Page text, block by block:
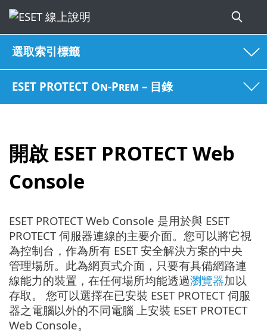
選取索引標籤
ESET PROTECT On-Prem – 目錄
開啟 ESET PROTECT Web
Console
ESET PROTECT Web Console 是用於與 ESET
PROTECT 伺服器連線的主要介面。您可以將它視
為控制台，作為所有 ESET 安全解決方案的中央
管理場所。此為網頁式介面，只要有具備網路連
線能力的裝置，在任何場所均能透過瀏覽器加以
存取。 您可以選擇在已安裝 ESET PROTECT 伺服
器之電腦以外的不同電腦 上安裝 ESET PROTECT
Web Console。